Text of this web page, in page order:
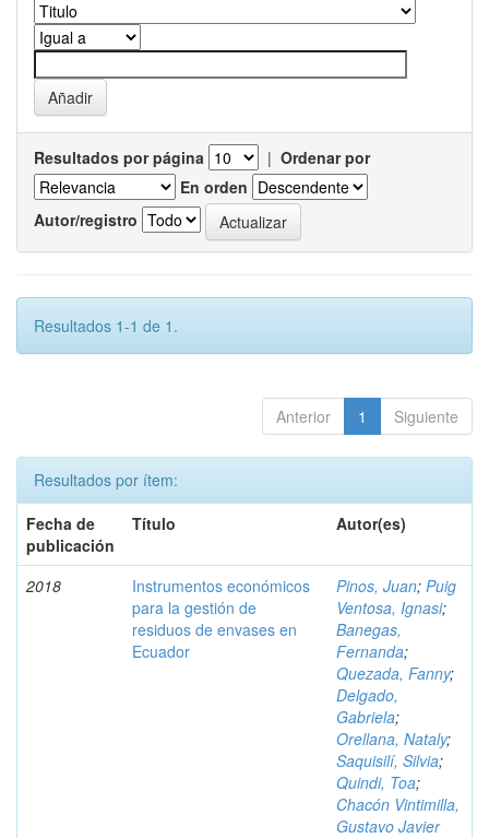
Resultados por página | Ordenar por
En orden
Autor/registro
Resultados 1-1 de 1.
Anterior 1 Siguiente
Resultados por ítem:
Fecha de
publicación
Título Autor(es)
2018
Instrumentos económicos
para la gestión de
residuos de envases en
Ecuador
Pinos, Juan; Puig
Ventosa, Ignasi;
Banegas,
Fernanda;
Quezada, Fanny;
Delgado,
Gabriela;
Orellana, Nataly;
Saquisilí, Silvia;
Quindi, Toa;
Chacón Vintimilla,
Gustavo Javier